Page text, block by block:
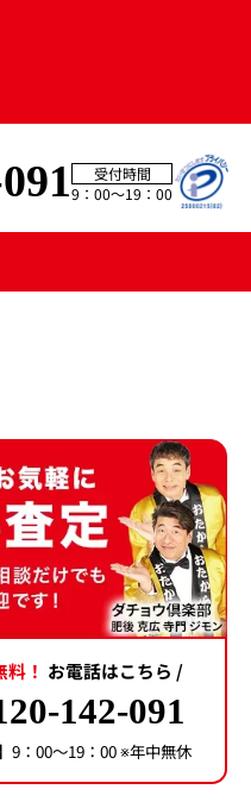
受付時間
9：00〜19：00
！ お電話はこちら /
142-091
9：00〜19：00 ※年中無休